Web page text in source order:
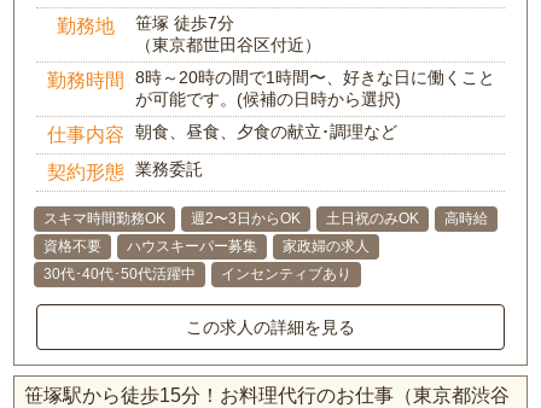
勤務地
笹塚 徒歩7分
（東京都世田谷区付近）
勤務時間
8時～20時の間で1時間〜、好きな日に働くこと
が可能です。(候補の日時から選択)
仕事内容 朝食、昼食、夕食の献立･調理など
契約形態 業務委託
スキマ時間勤務OK 週2〜3日からOK 土日祝のみOK
高時給
資格不要
ハウスキーパー募集
家政婦の求人
30代･40代･50代活躍中
インセンティブあり
この求人の詳細を見る
笹塚駅から徒歩15分！お料理代行のお仕事（東京都渋谷